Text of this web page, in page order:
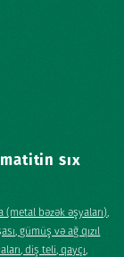
sıx
(metal bəzək əşyaları),
gümüş və ağ qızıl
diş teli, qayçı,